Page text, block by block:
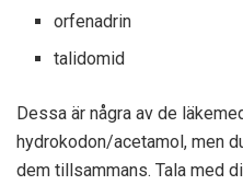
orfenadrin
talidomid
Dessa är några av de
hydrokodon/acetamol, men
dem tillsammans. Tala med